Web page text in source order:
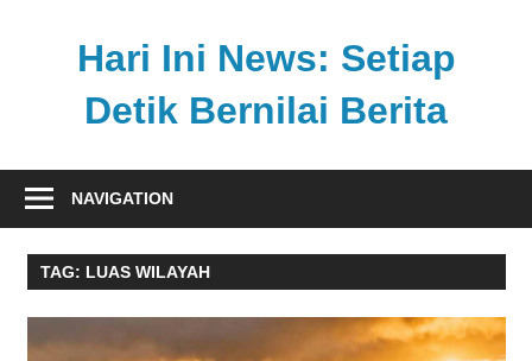
Hari Ini News: Setiap
Detik Bernilai Berita
nasional
internasional
tercepat
henti
NAVIGATION
TAG: LUAS WILAYAH